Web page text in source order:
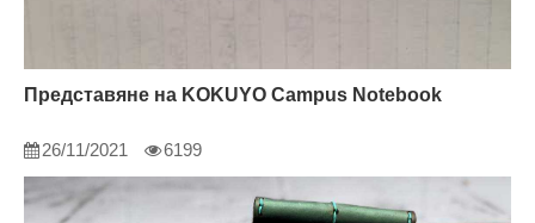
Представяне на KOKUYO Campus Notebook
26/11/2021 6199